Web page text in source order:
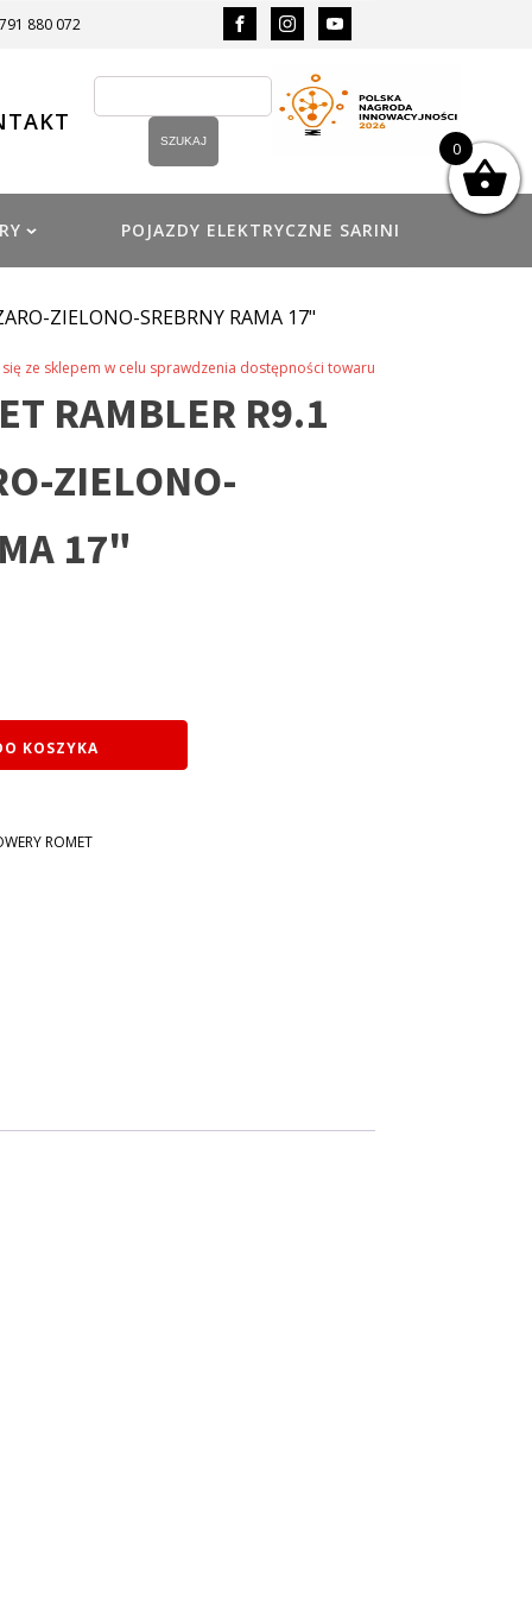
880 072
POJAZDY ELEKTRYCZNE SARINI
ZIELONO-SREBRNY RAMA 17"
ze sklepem w celu sprawdzenia dostępności towaru
RAMBLER R9.1
ZIELONO-
17"
KOSZYKA
ROMET
0